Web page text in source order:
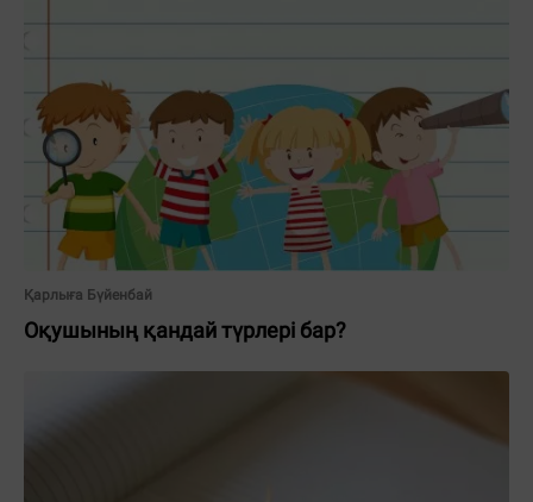
Қарлыға Бүйенбай
Оқушының қандай түрлері бар?